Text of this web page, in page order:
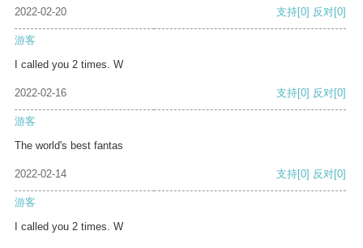
2022-02-20 支持[0] 反对[0]
游客
I called you 2 times. W
2022-02-16 支持[0] 反对[0]
游客
The world's best fantas
2022-02-14 支持[0] 反对[0]
游客
I called you 2 times. W